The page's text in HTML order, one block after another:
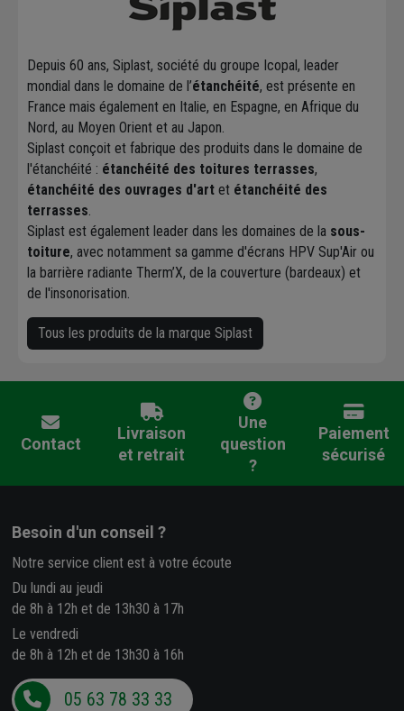
Depuis 60 ans, Siplast, société du groupe Icopal, leader
mondial dans le domaine de l’étanchéité, est présente en
France mais également en Italie, en Espagne, en Afrique du
Nord, au Moyen Orient et au Japon.
Siplast conçoit et fabrique des produits dans le domaine de
l'étanchéité : étanchéité des toitures terrasses,
étanchéité des ouvrages d'art et étanchéité des
terrasses.
Siplast est également leader dans les domaines de la sous-
toiture, avec notamment sa gamme d'écrans HPV Sup'Air ou
la barrière radiante Therm’X, de la couverture (bardeaux) et
de l'insonorisation.
Tous les produits de la marque Siplast
Contact
Livraison
et retrait
Une
question
?
Paiement
sécurisé
Besoin d'un conseil ?
Notre service client est à votre écoute
Du lundi au jeudi
de 8h à 12h et de 13h30 à 17h
Le vendredi
de 8h à 12h et de 13h30 à 16h
05 63 78 33 33